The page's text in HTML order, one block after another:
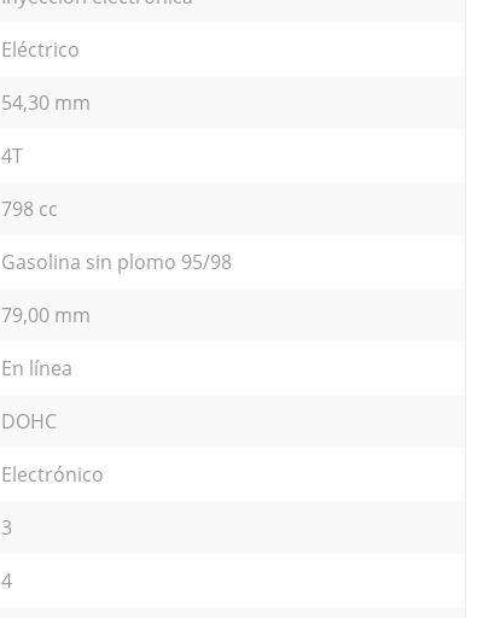
Eléctrico
54,30 mm
4T
798 cc
Gasolina sin plomo 95/98
79,00 mm
En línea
DOHC
Electrónico
3
4